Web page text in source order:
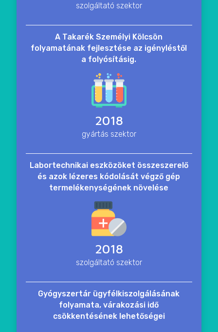
szolgáltató szektor
A Takarék Személyi Kölcsön
folyamatának fejlesztése az igényléstől
a folyósításig.
2018
gyártás szektor
Labortechnikai eszközöket összeszerelő
és azok lézeres kódolását végző gép
termelékenységének növelése
2018
szolgáltató szektor
Gyógyszertár ügyfélkiszolgálásának
folyamata, várakozási idő
csökkentésének lehetőségei